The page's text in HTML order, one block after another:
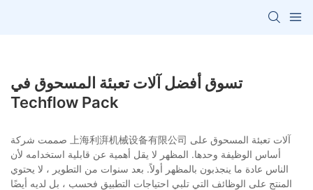
تسوق أفضل آلات تعبئة المسحوق في
Techflow Pack
صممت شركة 上海利湃机械设备有限公司 آلات تعبئة المسحوق على
أساس الوظيفة وحدها. المظهر لا يقل أهمية عن قابلية استخدامه لأن
الناس عادة ما ينجذبون بالمظهر أولاً. بعد سنوات من التطوير ، لا يحتوي
المنتج على الوظائف التي تلبي احتياجات التطبيق فحسب ، بل لديه أيضًا